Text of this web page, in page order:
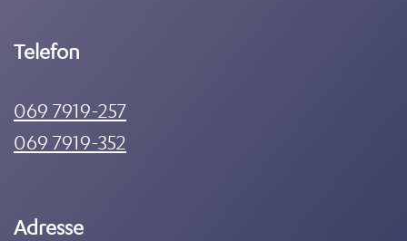
Telefon
069 7919-257
069 7919-352
Adresse